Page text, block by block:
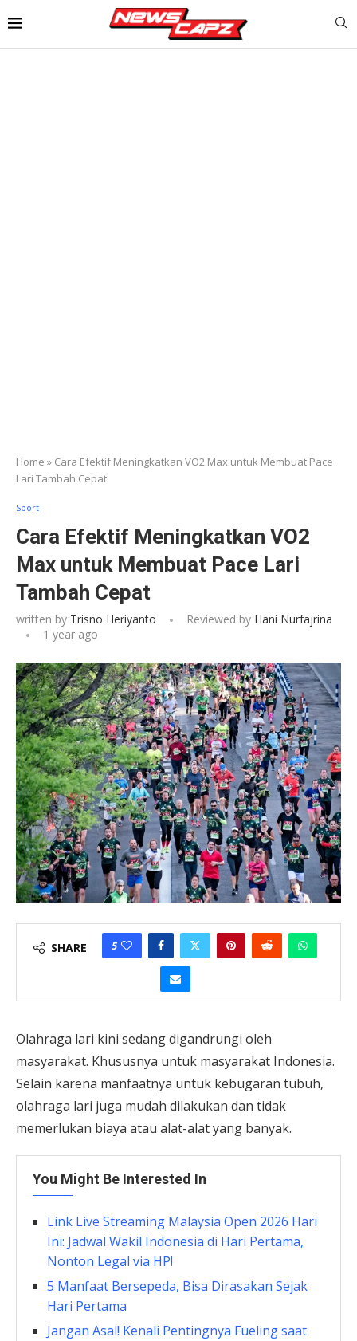
Home » Cara Efektif Meningkatkan VO2 Max untuk Membuat Pace
Lari Tambah Cepat
Sport
Cara Efektif Meningkatkan VO2
Max untuk Membuat Pace Lari
Tambah Cepat
written by Trisno Heriyanto Reviewed by Hani Nurfajrina
1 year ago
SHARE 5
Olahraga lari kini sedang digandrungi oleh
masyarakat. Khususnya untuk masyarakat Indonesia.
Selain karena manfaatnya untuk kebugaran tubuh,
olahraga lari juga mudah dilakukan dan tidak
memerlukan biaya atau alat-alat yang banyak.
You Might Be Interested In
Link Live Streaming Malaysia Open 2026 Hari
Ini: Jadwal Wakil Indonesia di Hari Pertama,
Nonton Legal via HP!
5 Manfaat Bersepeda, Bisa Dirasakan Sejak
Hari Pertama
Jangan Asal! Kenali Pentingnya Fueling saat